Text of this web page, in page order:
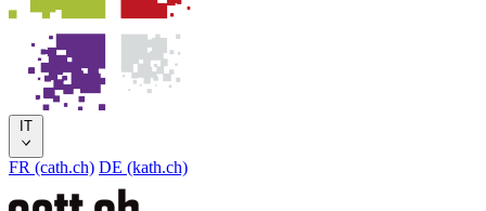
IT
FR (cath.ch) DE (kath.ch)